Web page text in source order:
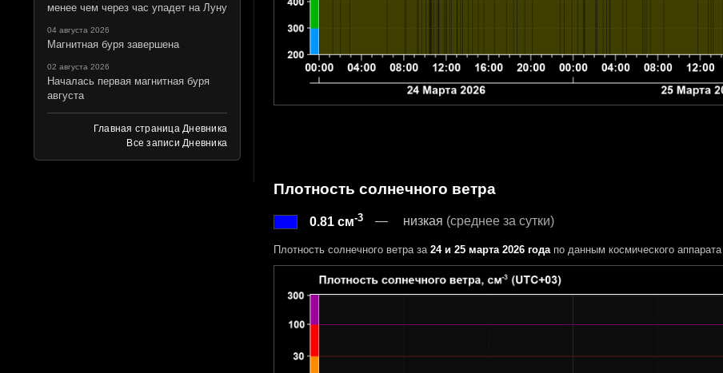
менее чем через час упадет на Луну
04 августа 2026
Магнитная буря завершена
02 августа 2026
Началась первая магнитная буря
августа
Главная страница Дневника
Все записи Дневника
Плотность солнечного ветра
0.81 см-3 низкая (среднее за сутки)
Плотность солнечного ветра за 24 и 25 марта 2026 годапо данным космического аппарата